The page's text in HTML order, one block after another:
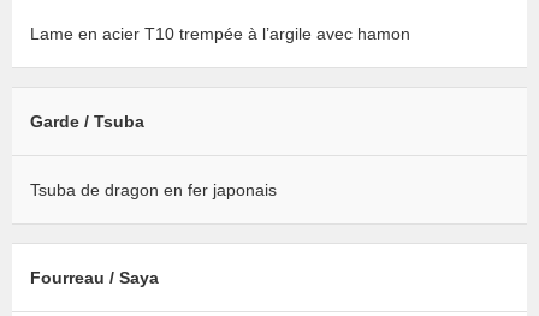
Lame en acier T10 trempée à l’argile avec hamon
Garde / Tsuba
Tsuba de dragon en fer japonais
Fourreau / Saya